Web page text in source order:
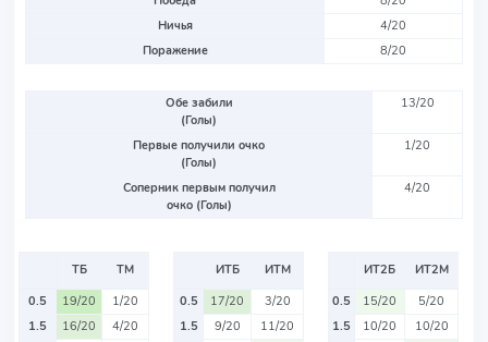
Ничья
4/20
Поражение
8/20
Обе забили
(Голы)
13/20
Первые получили очко
(Голы)
1/20
Соперник первым получил
очко (Голы)
4/20
ТБ
ТМ
0.5
19/20
1/20
1.5
16/20
4/20
ИТБ
ИТМ
0.5
17/20
3/20
1.5
9/20
11/20
ИТ2Б
ИТ2М
0.5
15/20
5/20
1.5
10/20
10/20